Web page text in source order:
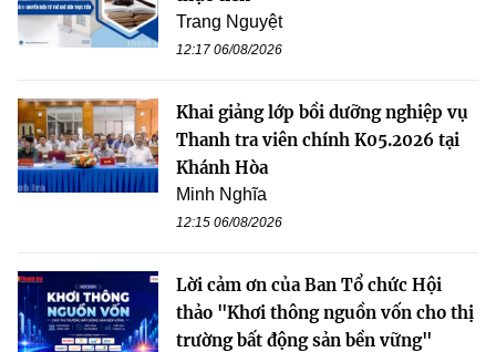
Trang Nguyệt
12:17 06/08/2026
Khai giảng lớp bồi dưỡng nghiệp vụ
Thanh tra viên chính K05.2026 tại
Khánh Hòa
Minh Nghĩa
12:15 06/08/2026
Lời cảm ơn của Ban Tổ chức Hội
thảo "Khơi thông nguồn vốn cho thị
trường bất động sản bền vững"